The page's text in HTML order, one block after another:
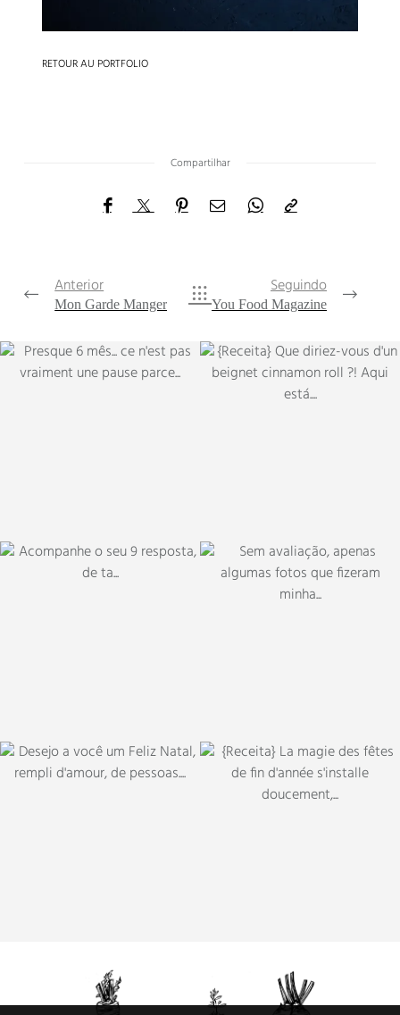
Compartilhar
Anterior
Mon Garde Manger
Seguindo
You Food Magazine